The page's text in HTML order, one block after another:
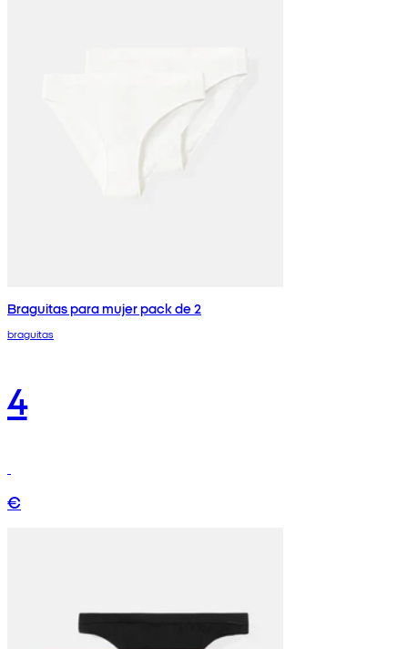
Braguitas para mujer pack de 2
braguitas
4
€